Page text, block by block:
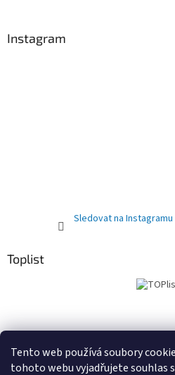
Tento web používá soubory
tohoto webu vyjadřujete souhlas
Instagram
Sledovat na Instagramu
Toplist